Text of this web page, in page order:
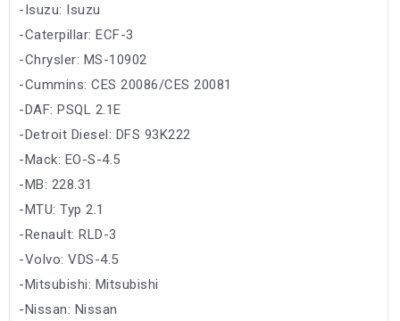
-Isuzu: Isuzu
-Caterpillar: ECF-3
-Chrysler: MS-10902
-Cummins: CES 20086/CES 20081
-DAF: PSQL 2.1E
-Detroit Diesel: DFS 93K222
-Mack: EO-S-4.5
-MB: 228.31
-MTU: Typ 2.1
-Renault: RLD-3
-Volvo: VDS-4.5
-Mitsubishi: Mitsubishi
-Nissan: Nissan